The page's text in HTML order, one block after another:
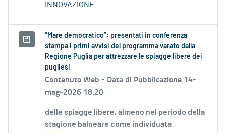
INNOVAZIONE
“Mare democratico”: presentati in conferenza
stampa i primi avvisi del programma varato dalla
Regione Puglia per attrezzare le spiagge libere dei
pugliesi
Contenuto Web - Data di Pubblicazione 14-
mag-2026 18.20
delle spiagge libere, almeno nel periodo della
stagione balneare come individuata